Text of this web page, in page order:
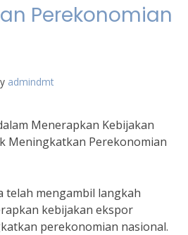
Perekonomian
admindmt
Menerapkan Kebijakan
Meningkatkan Perekonomian
telah mengambil langkah
kebijakan ekspor
perekonomian nasional.